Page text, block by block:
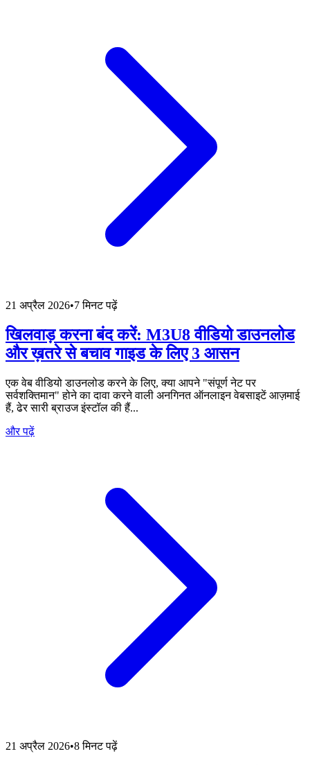
21 अप्रैल 2026•7 मिनट पढ़ें
खिलवाड़ करना बंद करें: M3U8 वीडियो डाउनलोड
और ख़तरे से बचाव गाइड के लिए 3 आसन
एक वेब वीडियो डाउनलोड करने के लिए, क्या आपने "संपूर्ण नेट पर
सर्वशक्तिमान" होने का दावा करने वाली अनगिनत ऑनलाइन वेबसाइटें आज़माई
हैं, ढेर सारी ब्राउज इंस्टॉल की हैं...
और पढ़ें
21 अप्रैल 2026•8 मिनट पढ़ें